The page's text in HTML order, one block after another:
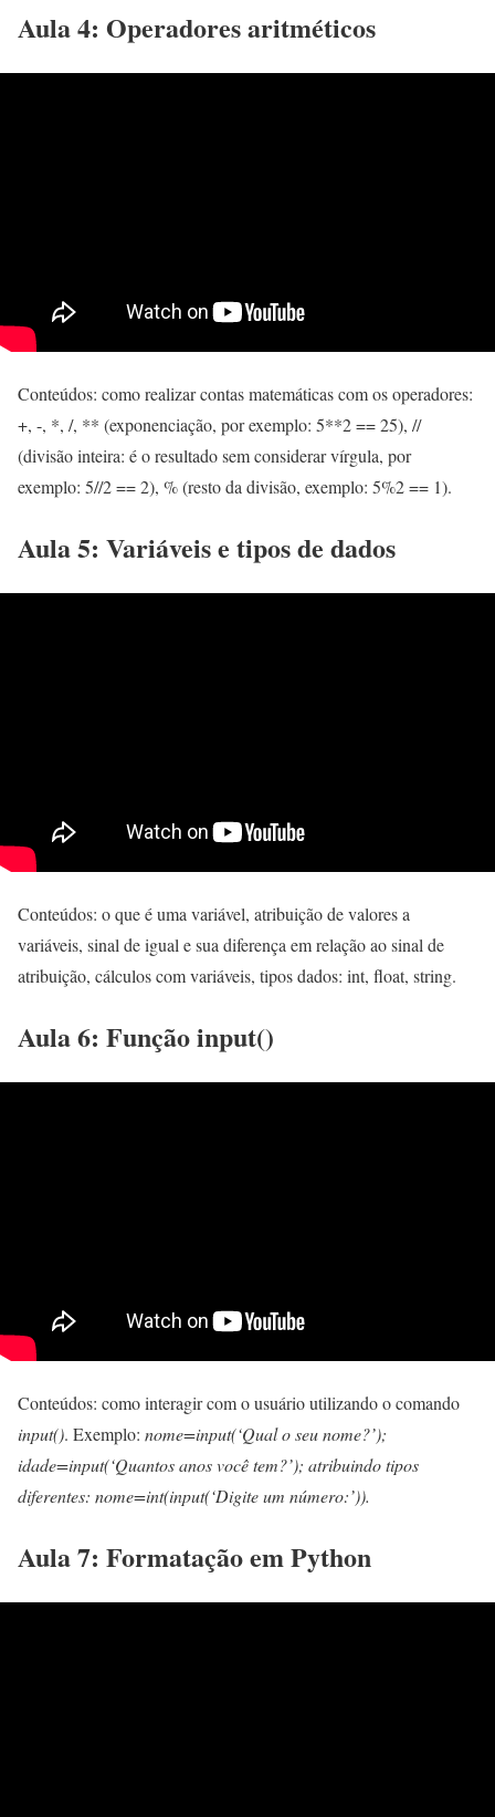
Aula 4: Operadores aritméticos
Conteúdos: como realizar contas matemáticas com os operadores:
+, -, *, /, ** (exponenciação, por exemplo: 5**2 == 25), //
(divisão inteira: é o resultado sem considerar vírgula, por
exemplo: 5//2 == 2), % (resto da divisão, exemplo: 5%2 == 1).
Aula 5: Variáveis e tipos de dados
Conteúdos: o que é uma variável, atribuição de valores a
variáveis, sinal de igual e sua diferença em relação ao sinal de
atribuição, cálculos com variáveis, tipos dados: int, float, string.
Aula 6: Função input()
Conteúdos: como interagir com o usuário utilizando o comando
input(). Exemplo: nome=input(‘Qual o seu nome?’);
idade=input(‘Quantos anos você tem?’); atribuindo tipos
diferentes: nome=int(input(‘Digite um número:’)).
Aula 7: Formatação em Python